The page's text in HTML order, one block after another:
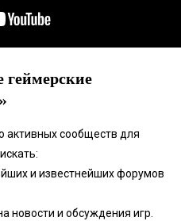
геймерские
активных сообществ для
и известнейших форумов
новости и обсуждения игр.